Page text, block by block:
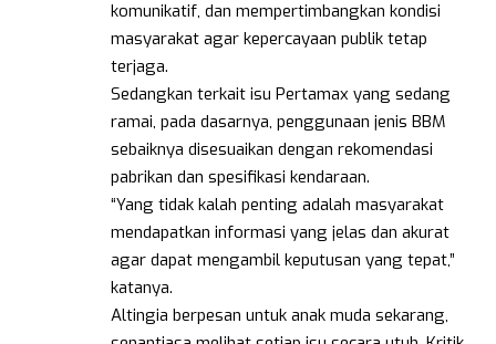
komunikatif, dan mempertimbangkan kondisi
masyarakat agar kepercayaan publik tetap
terjaga.
Sedangkan terkait isu Pertamax yang sedang
ramai, pada dasarnya, penggunaan jenis BBM
sebaiknya disesuaikan dengan rekomendasi
pabrikan dan spesifikasi kendaraan.
“Yang tidak kalah penting adalah masyarakat
mendapatkan informasi yang jelas dan akurat
agar dapat mengambil keputusan yang tepat,”
katanya.
Altingia berpesan untuk anak muda sekarang,